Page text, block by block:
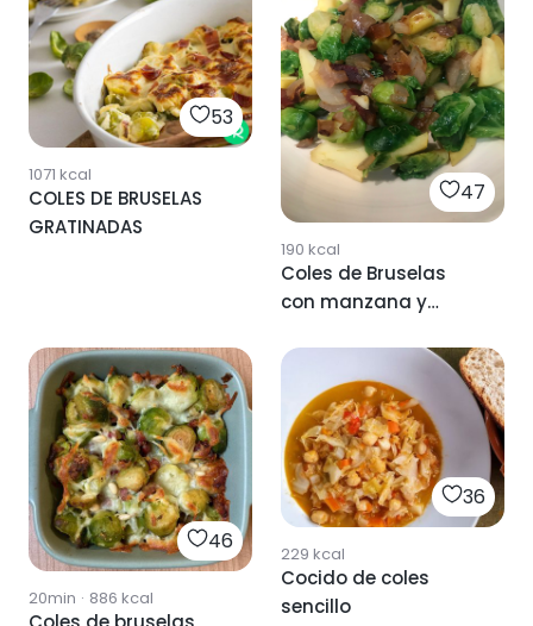
53
1071 kcal
COLES DE BRUSELAS
GRATINADAS
47
190 kcal
Coles de Bruselas
con manzana y
46
20min · 886 kcal
36
229 kcal
Cocido de coles
sencillo